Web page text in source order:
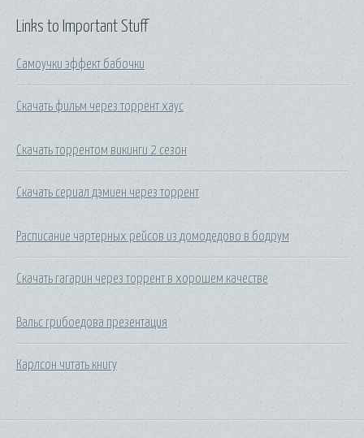
Links to Important Stuff
Самоучки эффект бабочки
Скачать фильм через торрент хаус
Скачать торрентом викинги 2 сезон
Скачать сериал дэмиен через торрент
Расписание чартерных рейсов из домодедово в бодрум
Скачать гагарин через торрент в хорошем качестве
Вальс грибоедова презентация
Карлсон читать книгу